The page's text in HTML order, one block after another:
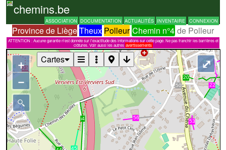
chemins.be
ASSOCIATION DOCUMENTATION ACTUALITÉS INVENTAIRE CONNEXION
Province de LiègeTheux Polleur Chemin n°4 de Polleur
ATTENTION : Aucune garantie n'est donnée sur l'exactitude des informations sur cette page. Ne pas franchir les barrières et
clôtures. Voir aussi les autres avertissements
+
−
⤢
Cartes